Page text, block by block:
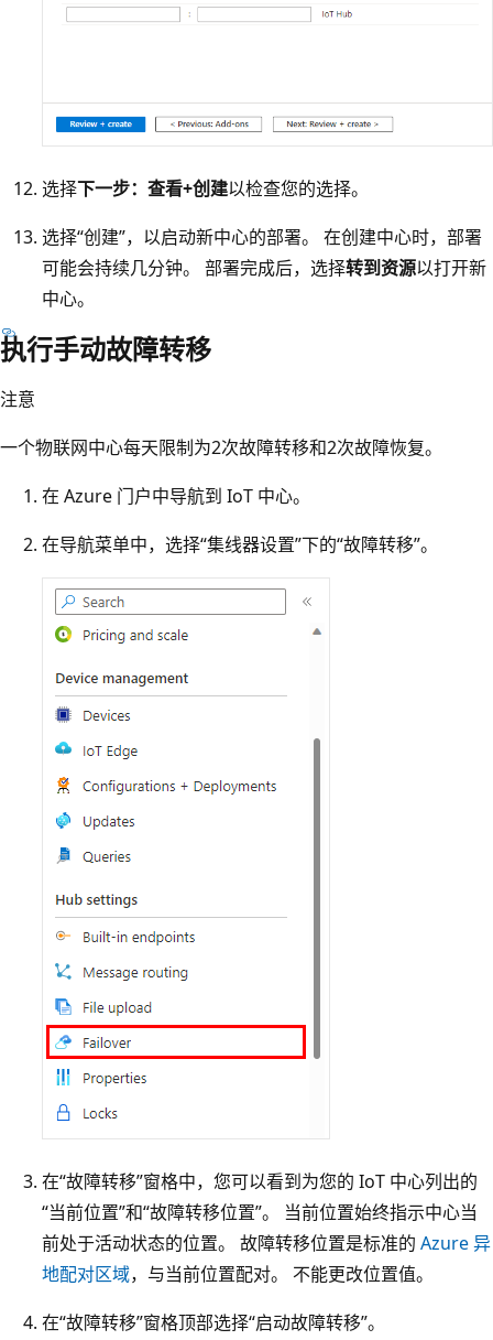
选择下一步：查看+创建以检查您的选择。
选择“创建”，以启动新中心的部署。 在创建中心时，部署
可能会持续几分钟。 部署完成后，选择转到资源以打开新
中心。
执行手动故障转移
注意
一个物联网中心每天限制为2次故障转移和2次故障恢复。
在 Azure 门户中导航到 IoT 中心。
在导航菜单中，选择“集线器设置”下的“故障转移”。
在“故障转移”窗格中，您可以看到为您的 IoT 中心列出的
“当前位置”和“故障转移位置”。 当前位置始终指示中心当
前处于活动状态的位置。 故障转移位置是标准的 Azure 异
地配对区域，与当前位置配对。 不能更改位置值。
在“故障转移”窗格顶部选择“启动故障转移”。